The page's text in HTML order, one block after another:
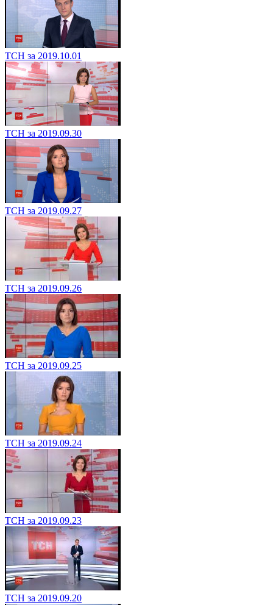
ТСН за 2019.10.01
ТСН за 2019.09.30
ТСН за 2019.09.27
ТСН за 2019.09.26
ТСН за 2019.09.25
ТСН за 2019.09.24
ТСН за 2019.09.23
ТСН за 2019.09.20